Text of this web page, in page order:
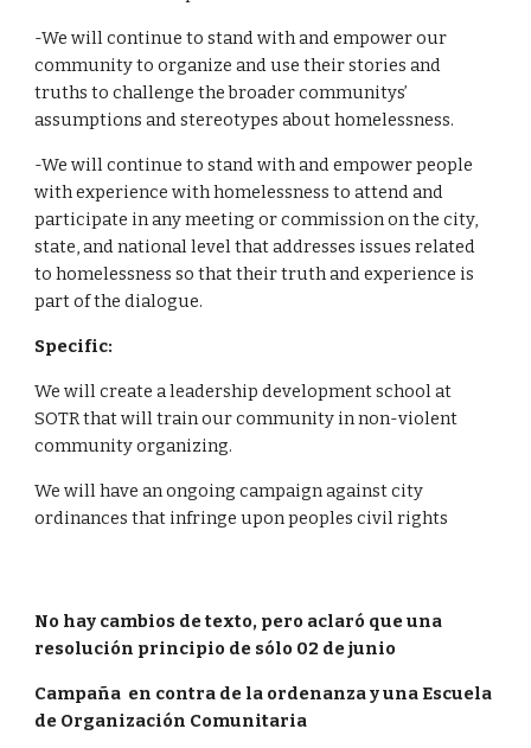
-We will continue to stand with and empower our
community to organize and use their stories and
truths to challenge the broader communitys’
assumptions and stereotypes about homelessness.
-We will continue to stand with and empower people
with experience with homelessness to attend and
participate in any meeting or commission on the city,
state, and national level that addresses issues related
to homelessness so that their truth and experience is
part of the dialogue.
Specific:
We will create a leadership development school at
SOTR that will train our community in non-violent
community organizing.
We will have an ongoing campaign against city
ordinances that infringe upon peoples civil rights
No hay cambios de texto, pero aclaró que una
resolución principio de sólo 02 de junio
Campaña  en contra de la ordenanza y una Escuela
de Organización Comunitaria